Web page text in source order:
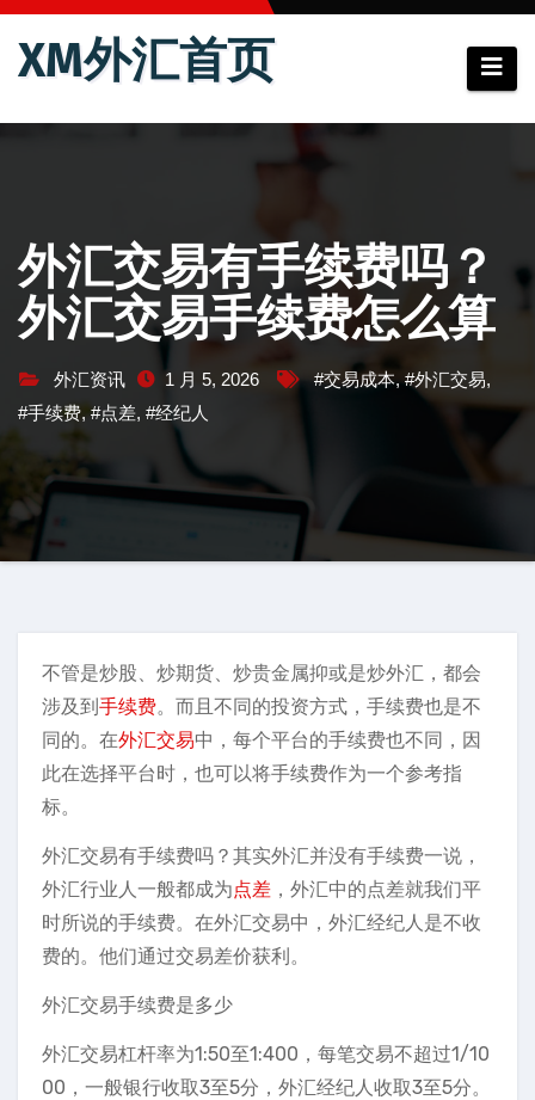
跳
XM外汇首页
外汇交易有手续费吗？
外汇交易手续费怎么算
外汇资讯 1 月 5, 2026 #交易成本,#外汇交易,
#手续费,#点差, #经纪人
不管是炒股、炒期货、炒贵金属抑或是炒外汇，都会
涉及到手续费。而且不同的投资方式，手续费也是不
同的。在外汇交易中，每个平台的手续费也不同，因
此在选择平台时，也可以将手续费作为一个参考指
标。
外汇交易有手续费吗？其实外汇并没有手续费一说，
外汇行业人一般都成为点差 ，外汇中的点差就我们平
时所说的手续费。在外汇交易中，外汇经纪人是不收
费的。他们通过交易差价获利。
外汇交易手续费是多少
外汇交易杠杆率为1:50至1:400，每笔交易不超过1/10
00，一般银行收取3至5分，外汇经纪人收取3至5分。